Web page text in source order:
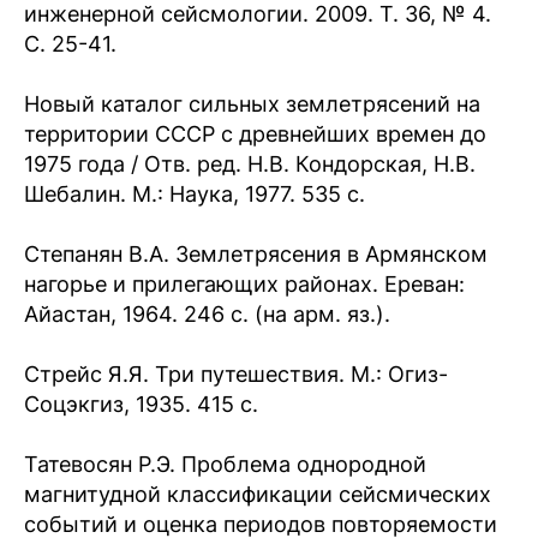
инженерной сейсмологии. 2009. Т. 36, № 4.
С. 25-41.
Новый каталог сильных землетрясений на
территории СССР с древнейших времен до
1975 года / Отв. ред. Н.В. Кондорская, Н.В.
Шебалин. М.: Наука, 1977. 535 с.
Степанян В.А. Землетрясения в Армянском
нагорье и прилегающих районах. Ереван:
Айастан, 1964. 246 с. (на арм. яз.).
Стрейс Я.Я. Три путешествия. М.: Огиз-
Соцэкгиз, 1935. 415 с.
Татевосян Р.Э. Проблема однородной
магнитудной классификации сейсмических
событий и оценка периодов повторяемости